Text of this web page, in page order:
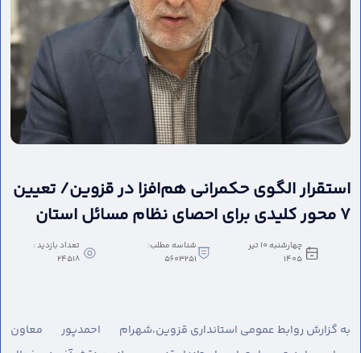
استقرار الگوی حکمرانی هم‌افزا در قزوین/ تعیین
۷ محور کلیدی برای احصای نظام مسائل استان
چهارشنبه 10 تیر
1405
شناسه مطلب:
5603251
تعداد بازدید :
24518
به گزارش روابط عمومی استانداری قزوین،شهرام احمدپور معاون